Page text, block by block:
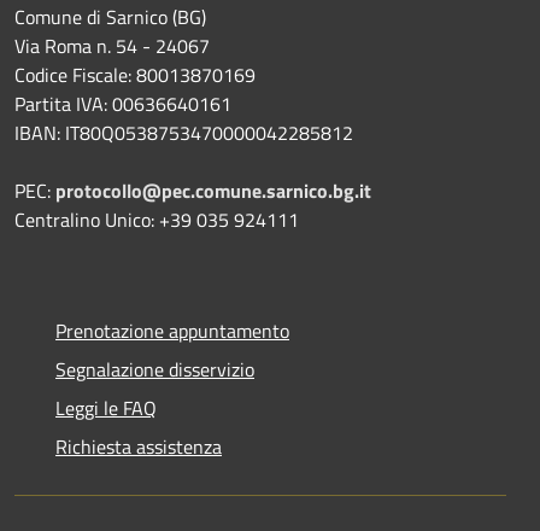
Comune di Sarnico (BG)
Via Roma n. 54 - 24067
Codice Fiscale: 80013870169
Partita IVA: 00636640161
IBAN: IT80Q0538753470000042285812
PEC: protocollo@pec.comune.sarnico.bg.it
Centralino Unico: +39 035 924111
Prenotazione appuntamento
Segnalazione disservizio
Leggi le FAQ
Richiesta assistenza